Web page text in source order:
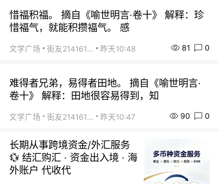
惜福积福。 摘自《喻世明言·卷十》 解释：珍
惜福气，就能积攒福气。 感
文学广场 街友21416156 昨天10:48 81 0
难得者兄弟，易得者田地。 摘自《喻世明言·
卷十》 解释：田地很容易得到，知
文学广场 街友21416156 昨天10:47 90 0
长期从事跨境资金/外汇服务
💱 结汇购汇 · 资金出入境 · 海
外账户 代收代